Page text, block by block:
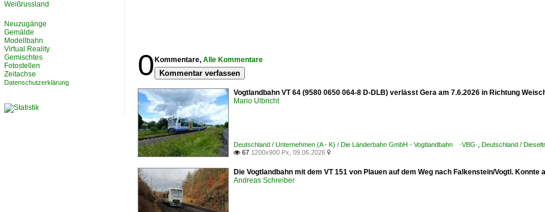
0 Kommentare, Alle Kommentare
Kommentar verfassen
Vogtlandbahn VT 64 (9580 0650 064-8 D-DLB) verlässt Gera am 7.6.2026 in Richtung
Mario Ulbricht
Deutschland / Unternehmen (A - K) / Die Länderbahn GmbH - Vogtlandbahn ·VBG· Deutschland /
 67 1200x900 Px, 09.06.2026 
Die Vogtlandbahn mit dem VT 151 von Plauen auf dem Weg nach Falkenstein/Vogtl.
Andreas Schreiber
Weißrussland
Neuzugänge
Gemälde
Modellbahn
Virtual Reality
Gemischtes
Fotostellen
Zeitachse
Datenschutzerklärung